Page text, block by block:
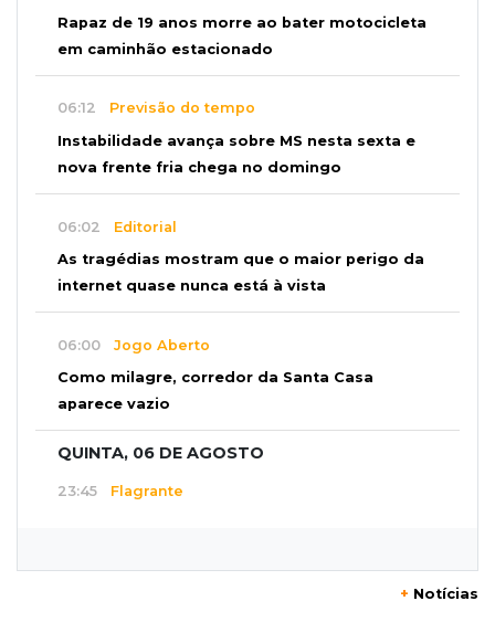
Rapaz de 19 anos morre ao bater motocicleta
em caminhão estacionado
06:12 Previsão do tempo
Instabilidade avança sobre MS nesta sexta e
nova frente fria chega no domingo
06:02 Editorial
As tragédias mostram que o maior perigo da
internet quase nunca está à vista
06:00 Jogo Aberto
Como milagre, corredor da Santa Casa
aparece vazio
QUINTA, 06 DE AGOSTO
23:45 Flagrante
+ Notícias